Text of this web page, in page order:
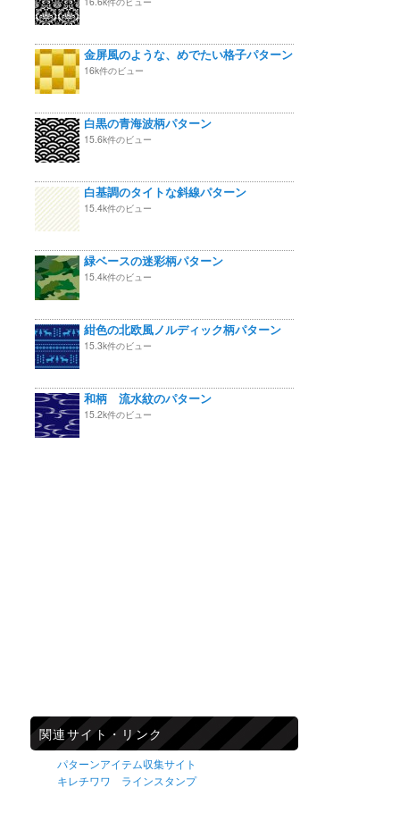
金屏風のような、めでたい格子パターン
16k件のビュー
白黒の青海波柄パターン
15.6k件のビュー
白基調のタイトな斜線パターン
15.4k件のビュー
緑ベースの迷彩柄パターン
15.4k件のビュー
紺色の北欧風ノルディック柄パターン
15.3k件のビュー
和柄 流水紋のパターン
15.2k件のビュー
関連サイト・リンク
パターンアイテム収集サイト
キレチワワ ラインスタンプ